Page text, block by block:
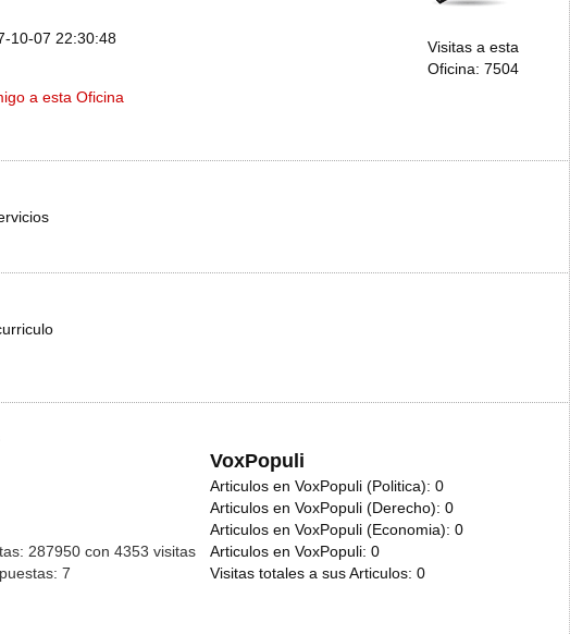
10-07 22:30:48
Visitas a esta
Oficina: 7504
a esta Oficina
VoxPopuli
287950 con 4353 visitas
7
Articulos en VoxPopuli (Politica): 0
Articulos en VoxPopuli (Derecho): 0
Articulos en VoxPopuli (Economia): 0
Articulos en VoxPopuli: 0
Visitas totales a sus Articulos: 0